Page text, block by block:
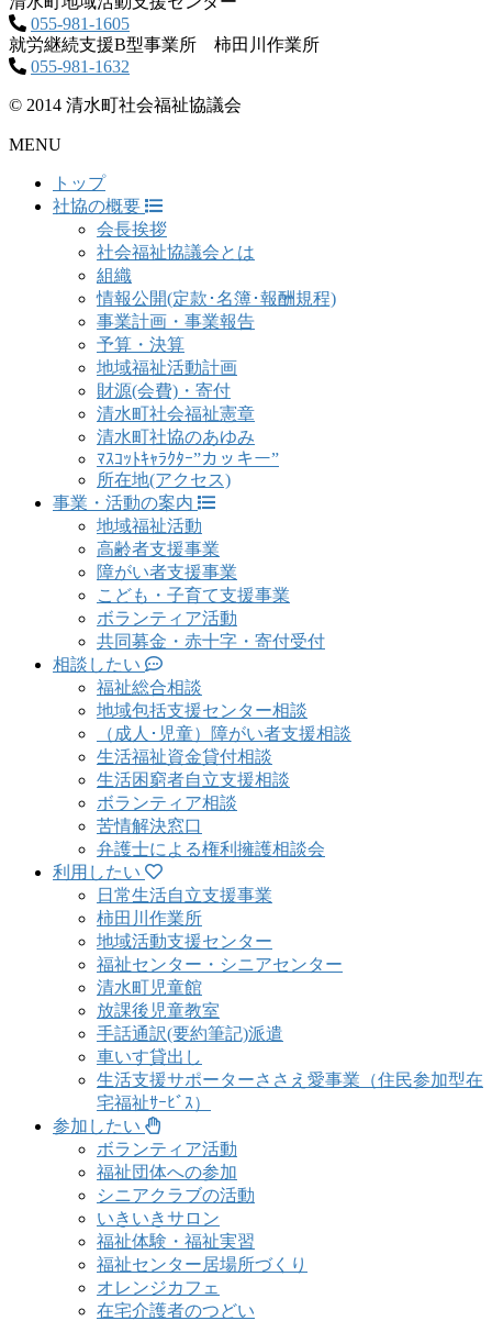
055-981-1605
就労継続支援B型事業所 柿田川作業所
055-981-1632
© 2014 清水町社会福祉協議会
MENU
トップ
社協の概要
会長挨拶
社会福祉協議会とは
組織
情報公開(定款･名簿･報酬規程)
事業計画・事業報告
予算・決算
地域福祉活動計画
財源(会費)・寄付
清水町社会福祉憲章
清水町社協のあゆみ
ﾏｽｺｯﾄｷｬﾗｸﾀｰ”カッキー”
所在地(アクセス)
事業・活動の案内
地域福祉活動
高齢者支援事業
障がい者支援事業
こども・子育て支援事業
ボランティア活動
共同募金・赤十字・寄付受付
相談したい
福祉総合相談
地域包括支援センター相談
（成人･児童）障がい者支援相談
生活福祉資金貸付相談
生活困窮者自立支援相談
ボランティア相談
苦情解決窓口
弁護士による権利擁護相談会
利用したい
日常生活自立支援事業
柿田川作業所
地域活動支援センター
福祉センター・シニアセンター
清水町児童館
放課後児童教室
手話通訳(要約筆記)派遣
車いす貸出し
生活支援サポーターささえ愛事業（住民参加型在
宅福祉ｻｰﾋﾞｽ）
参加したい
ボランティア活動
福祉団体への参加
シニアクラブの活動
いきいきサロン
福祉体験・福祉実習
福祉センター居場所づくり
オレンジカフェ
在宅介護者のつどい